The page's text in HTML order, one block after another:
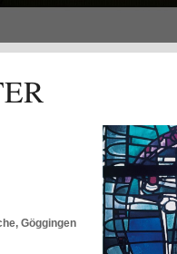
Göggingen